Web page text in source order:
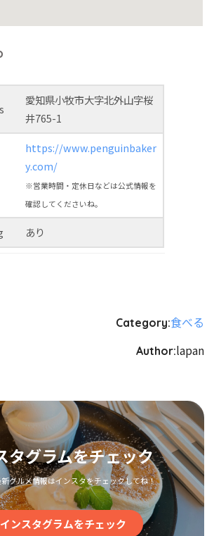
愛知県小牧市大字北外山字桜
井765-1
https://www.penguinbaker
y.com/
※営業時間・定休日などは公式情報を
確認してくださいね。
あり
Category:食べる
Author:lapan
タグラムをチェック
グルメ情報はインスタをチェックしてね！
インスタグラムをチェック